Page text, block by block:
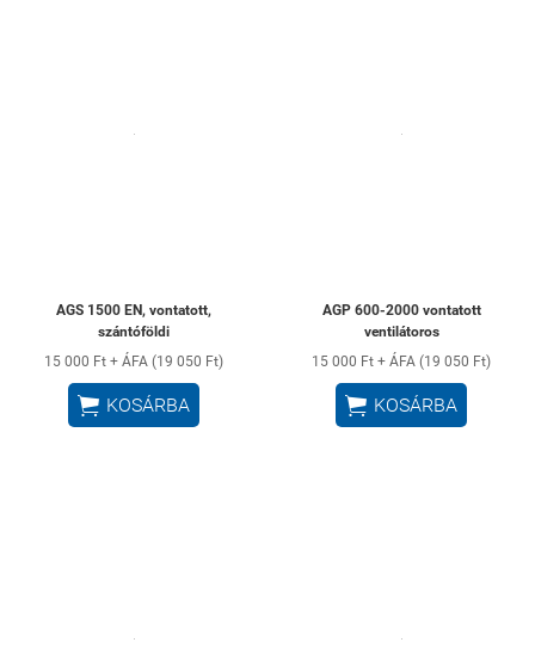
AGS 1500 EN, vontatott,
szántóföldi
15 000 Ft + ÁFA (19 050 Ft)
 KOSÁRBA
AGP 600-2000 vontatott
ventilátoros
15 000 Ft + ÁFA (19 050 Ft)
 KOSÁRBA